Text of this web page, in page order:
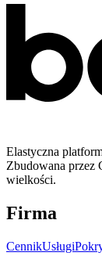
Elastyczna
Zbudowana przez
wielkości.
Firma
CennikUsługi